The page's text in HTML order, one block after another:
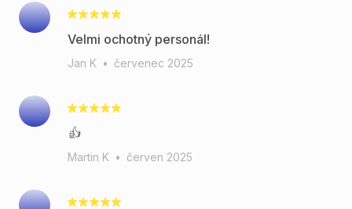
Velmi ochotný personál!
Jan K • červenec 2025
👍
Martin K • červen 2025